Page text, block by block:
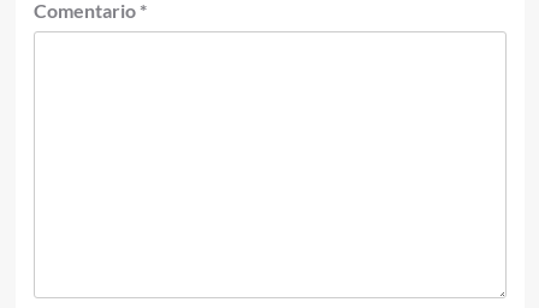
Comentario *